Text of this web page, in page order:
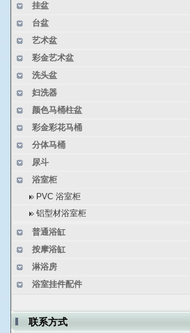
挂盆
台盆
艺术盆
彩金艺术盆
洗头盆
妇洗器
颜色马桶柱盆
彩金彩花马桶
分体马桶
尿斗
浴室柜
PVC 浴室柜
铝型材浴室柜
普通浴缸
按摩浴缸
淋浴房
浴室挂件配件
联系方式